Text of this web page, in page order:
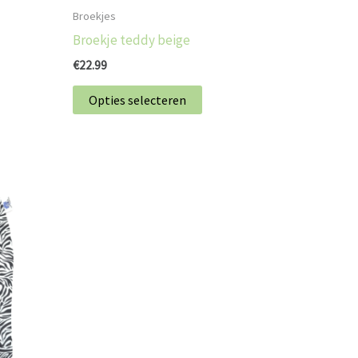
Broekjes
Broekje teddy beige
€22.99
Opties selecteren